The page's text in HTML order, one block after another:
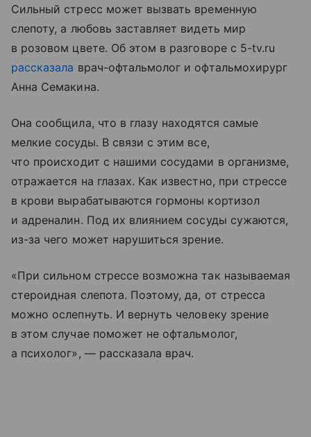
Сильный стресс может вызвать временную
слепоту, а любовь заставляет видеть мир
в розовом цвете. Об этом в разговоре с 5-tv.ru
рассказала врач-офтальмолог и офтальмохирург
Анна Семакина.
Она сообщила, что в глазу находятся самые
мелкие сосуды. В связи с этим все,
что происходит с нашими сосудами в организме,
отражается на глазах. Как известно, при стрессе
в крови вырабатываются гормоны кортизол
и адреналин. Под их влиянием сосуды сужаются,
из-за чего может нарушиться зрение.
«При сильном стрессе возможна так называемая
стероидная слепота. Поэтому, да, от стресса
можно ослепнуть. И вернуть человеку зрение
в этом случае поможет не офтальмолог,
а психолог», — рассказала врач.